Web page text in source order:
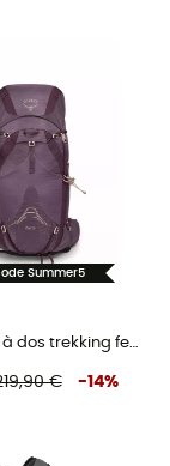
Summer5
Eja 38 - Sac à dos trekking femme
€ -14%